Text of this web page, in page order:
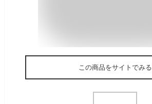
この商品をサイトでみる